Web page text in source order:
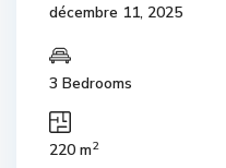
décembre 11, 2025
3 Bedrooms
220 m2